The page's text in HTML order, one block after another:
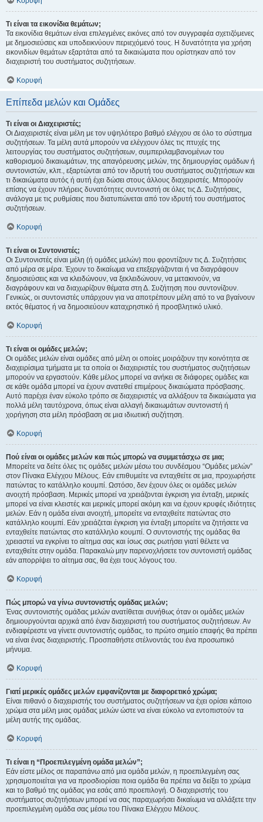
Τι είναι τα εικονίδια θεμάτων;
Τα εικονίδια θεμάτων είναι επιλεγμένες εικόνες από τον συγγραφέα σχετιζόμενες
με δημοσιεύσεις και υποδεικνύουν περιεχόμενό τους. Η δυνατότητα για χρήση
εικονιδίων θεμάτων εξαρτάται από τα δικαιώματα που ορίστηκαν από τον
διαχειριστή του συστήματος συζητήσεων.
Κορυφή
Επίπεδα μελών και Ομάδες
Τι είναι οι Διαχειριστές;
Οι Διαχειριστές είναι μέλη με τον υψηλότερο βαθμό ελέγχου σε όλο το σύστημα
συζητήσεων. Τα μέλη αυτά μπορούν να ελέγχουν όλες τις πτυχές της
λειτουργίας του συστήματος συζητήσεων, συμπεριλαμβανομένων του
καθορισμού δικαιωμάτων, της απαγόρευσης μελών, της δημιουργίας ομάδων ή
συντονιστών, κλπ., εξαρτώνται από τον ιδρυτή του συστήματος συζητήσεων και
τι δικαιώματα αυτός ή αυτή έχει δώσει στους άλλους διαχειριστές. Μπορούν
επίσης να έχουν πλήρεις δυνατότητες συντονιστή σε όλες τις Δ. Συζητήσεις,
ανάλογα με τις ρυθμίσεις που διατυπώνεται από τον ιδρυτή του συστήματος
συζητήσεων.
Κορυφή
Τι είναι οι Συντονιστές;
Οι Συντονιστές είναι μέλη (ή ομάδες μελών) που φροντίζουν τις Δ. Συζητήσεις
από μέρα σε μέρα. Έχουν το δικαίωμα να επεξεργάζονται ή να διαγράφουν
δημοσιεύσεις και να κλειδώνουν, να ξεκλειδώνουν, να μετακινούν, να
διαγράφουν και να διαχωρίζουν θέματα στη Δ. Συζήτηση που συντονίζουν.
Γενικώς, οι συντονιστές υπάρχουν για να αποτρέπουν μέλη από το να βγαίνουν
εκτός θέματος ή να δημοσιεύουν καταχρηστικό ή προσβλητικό υλικό.
Κορυφή
Τι είναι οι ομάδες μελών;
Οι ομάδες μελών είναι ομάδες από μέλη οι οποίες μοιράζουν την κοινότητα σε
διαχειρίσιμα τμήματα με τα οποία οι διαχειριστές του συστήματος συζητήσεων
μπορούν να εργαστούν. Κάθε μέλος μπορεί να ανήκει σε διάφορες ομάδες και
σε κάθε ομάδα μπορεί να έχουν ανατεθεί επιμέρους δικαιώματα πρόσβασης.
Αυτό παρέχει έναν εύκολο τρόπο σε διαχειριστές να αλλάξουν τα δικαιώματα για
πολλά μέλη ταυτόχρονα, όπως είναι αλλαγή δικαιωμάτων συντονιστή ή
χορήγηση στα μέλη πρόσβαση σε μια ιδιωτική συζήτηση.
Κορυφή
Πού είναι οι ομάδες μελών και πώς μπορώ να συμμετάσχω σε μια;
Μπορείτε να δείτε όλες τις ομάδες μελών μέσω του συνδέσμου “Ομάδες μελών”
στον Πίνακα Ελέγχου Μέλους. Εάν επιθυμείτε να ενταχθείτε σε μια, προχωρήστε
πατώντας το κατάλληλο κουμπί. Ωστόσο, δεν έχουν όλες οι ομάδες μελών
ανοιχτή πρόσβαση. Μερικές μπορεί να χρειάζονται έγκριση για ένταξη, μερικές
μπορεί να είναι κλειστές και μερικές μπορεί ακόμη και να έχουν κρυφές ιδιότητες
μελών. Εάν η ομάδα είναι ανοιχτή, μπορείτε να ενταχθείτε πατώντας στο
κατάλληλο κουμπί. Εάν χρειάζεται έγκριση για ένταξη μπορείτε να ζητήσετε να
ενταχθείτε πατώντας στο κατάλληλο κουμπί. Ο συντονιστής της ομάδας θα
χρειαστεί να εγκρίνει το αίτημα σας και ίσως σας ρωτήσει γιατί θέλετε να
ενταχθείτε στην ομάδα. Παρακαλώ μην παρενοχλήσετε τον συντονιστή ομάδας
εάν απορρίψει το αίτημα σας, θα έχει τους λόγους του.
Κορυφή
Πώς μπορώ να γίνω συντονιστής ομάδας μελών;
Ένας συντονιστής ομάδας μελών ανατίθεται συνήθως όταν οι ομάδες μελών
δημιουργούνται αρχικά από έναν διαχειριστή του συστήματος συζητήσεων. Αν
ενδιαφέρεστε να γίνετε συντονιστής ομάδας, το πρώτο σημείο επαφής θα πρέπει
να είναι ένας διαχειριστής. Προσπαθήστε στέλνοντάς του ένα προσωπικό
μήνυμα.
Κορυφή
Γιατί μερικές ομάδες μελών εμφανίζονται με διαφορετικό χρώμα;
Είναι πιθανό ο διαχειριστής του συστήματος συζητήσεων να έχει ορίσει κάποιο
χρώμα στα μέλη μιας ομάδας μελών ώστε να είναι εύκολο να εντοπιστούν τα
μέλη αυτής της ομάδας.
Κορυφή
Τι είναι η “Προεπιλεγμένη ομάδα μελών”;
Εάν είστε μέλος σε παραπάνω από μια ομάδα μελών, η προεπιλεγμένη σας
χρησιμοποιείται για να προσδιορίσει ποια ομάδα θα πρέπει να δείξει το χρώμα
και το βαθμό της ομάδας για εσάς από προεπιλογή. Ο διαχειριστής του
συστήματος συζητήσεων μπορεί να σας παραχωρήσει δικαίωμα να αλλάξετε την
προεπιλεγμένη ομάδα σας μέσω του Πίνακα Ελέγχου Μέλους.